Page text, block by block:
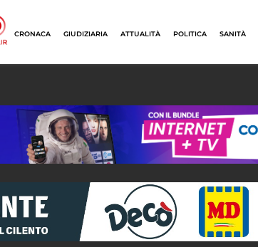
CRONACA GIUDIZIARIA ATTUALITÀ POLITICA SANITÀ